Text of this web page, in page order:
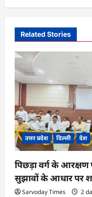
v
g
a
t
i
o
n
Related Stories
उत्तर प्रदेश दिल्ली देश
पिछड़ा वर्ग के आरक्षण
सुझावों के आधार पर
Sarvoday Times 2